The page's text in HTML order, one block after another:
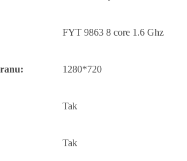
FYT 9863 8 core 1.6 Ghz
1280*720
Tak
Tak